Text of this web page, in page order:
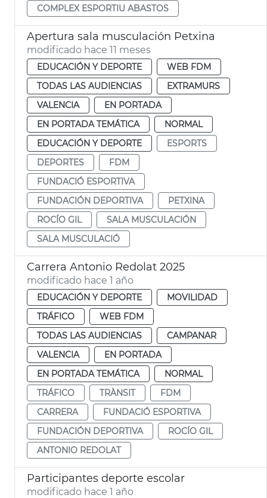
COMPLEX ESPORTIU ABASTOS
Apertura sala musculación Petxina
modificado hace 11 meses
EDUCACIÓN Y DEPORTE
WEB FDM
TODAS LAS AUDIENCIAS
EXTRAMURS
VALENCIA
EN PORTADA
EN PORTADA TEMÁTICA
NORMAL
EDUCACIÓN Y DEPORTE
ESPORTS
DEPORTES
FDM
FUNDACIÓ ESPORTIVA
FUNDACIÓN DEPORTIVA
PETXINA
ROCÍO GIL
SALA MUSCULACIÓN
SALA MUSCULACIÓ
Carrera Antonio Redolat 2025
modificado hace 1 año
EDUCACIÓN Y DEPORTE
MOVILIDAD
TRÁFICO
WEB FDM
TODAS LAS AUDIENCIAS
CAMPANAR
VALENCIA
EN PORTADA
EN PORTADA TEMÁTICA
NORMAL
TRÁFICO
TRÀNSIT
FDM
CARRERA
FUNDACIÓ ESPORTIVA
FUNDACIÓN DEPORTIVA
ROCÍO GIL
ANTONIO REDOLAT
Participantes deporte escolar
modificado hace 1 año